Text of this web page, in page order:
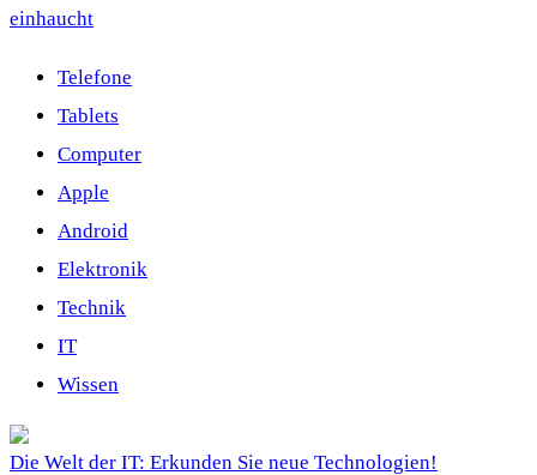
einhaucht
Telefone
Tablets
Computer
Apple
Android
Elektronik
Technik
IT
Wissen
Die Welt der IT: Erkunden Sie neue Technologien!